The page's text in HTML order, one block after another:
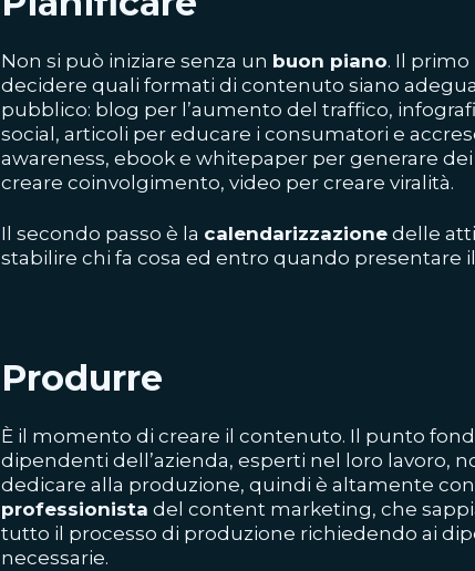
Non si può iniziare senza un buon piano. Il primo
decidere quali formati di contenuto siano
pubblico: blog per l’aumento del traffico,
social, articoli per educare i consumatori e
awareness, ebook e whitepaper per generare
creare coinvolgimento, video per creare viralità.
Il secondo passo è la calendarizzazione delle
stabilire chi fa cosa ed entro quando presentare
Produrre
È il momento di creare il contenuto. Il punto
dipendenti dell’azienda, esperti nel loro lavoro,
dedicare alla produzione, quindi è altamente
professionista del content marketing, che
tutto il processo di produzione richiedendo ai
necessarie.